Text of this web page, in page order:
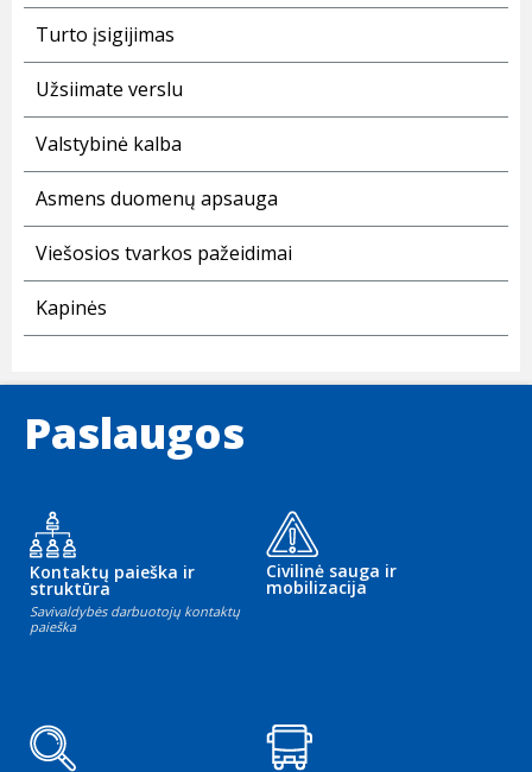
Turto įsigijimas
Užsiimate verslu
Valstybinė kalba
Asmens duomenų apsauga
Viešosios tvarkos pažeidimai
Kapinės
Paslaugos
Kontaktų paieška ir
struktūra
Savivaldybės darbuotojų kontaktų
paieška
Civilinė sauga ir
mobilizacija